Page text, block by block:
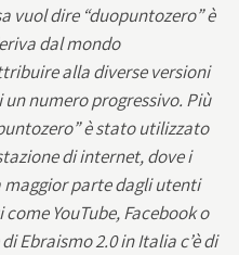
vuol dire “duopuntozero” è
dal mondo
alla diverse versioni
numero progressivo. Più
è stato utilizzato
di internet, dove i
parte dagli utenti
YouTube, Facebook o
Ebraismo 2.0 in Italia c’è di